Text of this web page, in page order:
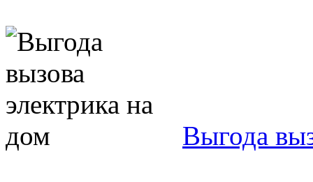
Выгода